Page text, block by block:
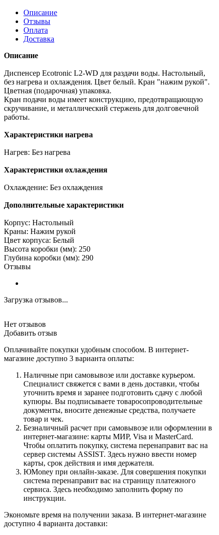
Описание
Отзывы
Оплата
Доставка
Описание
Диспенсер Ecotronic L2-WD для раздачи воды. Настольный,
без нагрева и охлаждения. Цвет белый. Кран "нажим рукой".
Цветная (подарочная) упаковка.
Кран подачи воды имеет конструкцию, предотвращающую
скручивание, и металлический стержень для долговечной
работы.
Характеристики нагрева
Нагрев: Без нагрева
Характеристики охлаждения
Охлаждение: Без охлаждения
Дополнительные характеристики
Корпус: Настольный
Краны: Нажим рукой
Цвет корпуса: Белый
Высота коробки (мм): 250
Глубина коробки (мм): 290
Отзывы
Загрузка отзывов...
Нет отзывов
Добавить отзыв
Оплачивайте покупки удобным способом. В интернет-
магазине доступно 3 варианта оплаты:
Наличные при самовывозе или доставке курьером.
Специалист свяжется с вами в день доставки, чтобы
уточнить время и заранее подготовить сдачу с любой
купюры. Вы подписываете товаросопроводительные
документы, вносите денежные средства, получаете
товар и чек.
Безналичный расчет при самовывозе или оформлении в
интернет-магазине: карты МИР, Visa и MasterCard.
Чтобы оплатить покупку, система перенаправит вас на
сервер системы ASSIST. Здесь нужно ввести номер
карты, срок действия и имя держателя.
ЮMoney при онлайн-заказе. Для совершения покупки
система перенаправит вас на страницу платежного
сервиса. Здесь необходимо заполнить форму по
инструкции.
Экономьте время на получении заказа. В интернет-магазине
доступно 4 варианта доставки: